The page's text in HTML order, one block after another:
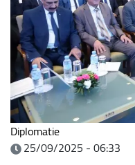
Diplomatie
25/09/2025 - 06:33